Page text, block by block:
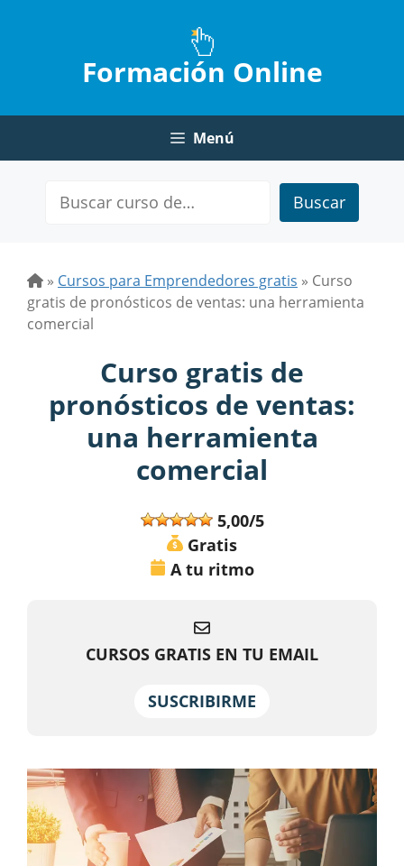
Formación Online
Menú
Buscar
» Cursos para Emprendedores gratis » Curso
gratis de pronósticos de ventas: una herramienta
comercial
Curso gratis de
pronósticos de ventas:
una herramienta
comercial
5,00/5
Gratis
A tu ritmo
CURSOS GRATIS EN TU EMAIL
SUSCRIBIRME